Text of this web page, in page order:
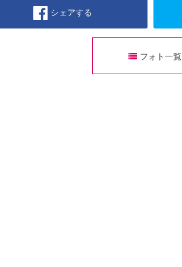
シェアする
フォト一覧